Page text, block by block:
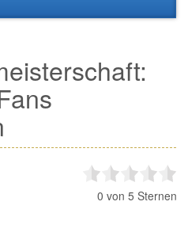
0 von 5 Sternen